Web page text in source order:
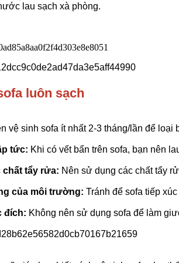
lau sạch xà phòng.
luôn sạch
vệ sinh sofa ít nhất 2-3 tháng/lần để loại
tức: Khi có vết bẩn trên sofa, bạn nên
chất tẩy rửa: Nên sử dụng các chất tẩy
của môi trường: Tránh để sofa tiếp
đích: Không nên sử dụng sofa để làm